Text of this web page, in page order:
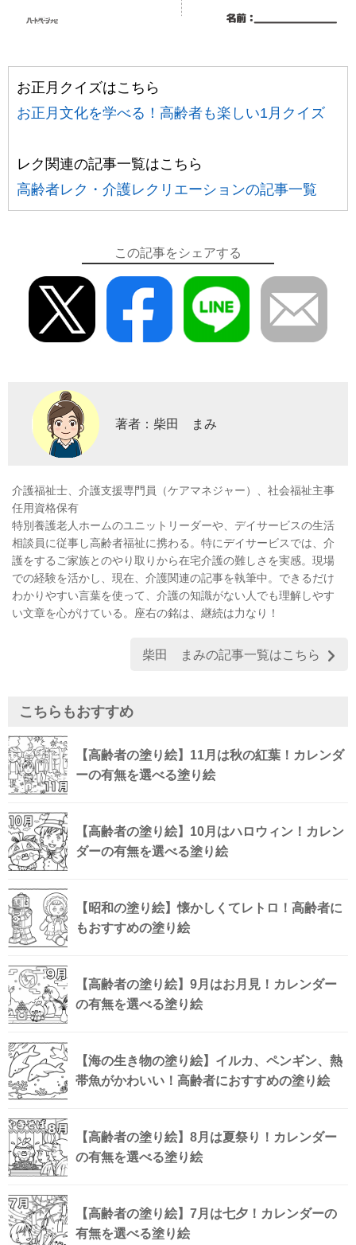
お正月クイズはこちら
お正月文化を学べる！高齢者も楽しい1月クイズ
レク関連の記事一覧はこちら
高齢者レク・介護レクリエーションの記事一覧
この記事をシェアする
著者：柴田 まみ
介護福祉士、介護支援専門員（ケアマネジャー）、社会福祉主事
任用資格保有
特別養護老人ホームのユニットリーダーや、デイサービスの生活
相談員に従事し高齢者福祉に携わる。特にデイサービスでは、介
護をするご家族とのやり取りから在宅介護の難しさを実感。現場
での経験を活かし、現在、介護関連の記事を執筆中。できるだけ
わかりやすい言葉を使って、介護の知識がない人でも理解しやす
い文章を心がけている。座右の銘は、継続は力なり！
柴田 まみの記事一覧はこちら
こちらもおすすめ
【高齢者の塗り絵】11月は秋の紅葉！カレンダ
ーの有無を選べる塗り絵
【高齢者の塗り絵】10月はハロウィン！カレン
ダーの有無を選べる塗り絵
【昭和の塗り絵】懐かしくてレトロ！高齢者に
もおすすめの塗り絵
【高齢者の塗り絵】9月はお月見！カレンダー
の有無を選べる塗り絵
【海の生き物の塗り絵】イルカ、ペンギン、熱
帯魚がかわいい！高齢者におすすめの塗り絵
【高齢者の塗り絵】8月は夏祭り！カレンダー
の有無を選べる塗り絵
【高齢者の塗り絵】7月は七夕！カレンダーの
有無を選べる塗り絵